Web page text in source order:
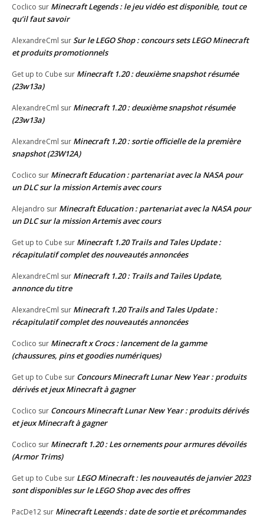
Coclico sur Minecraft Legends : le jeu vidéo est disponible, tout ce
qu’il faut savoir
AlexandreCml surSur le LEGO Shop : concours sets LEGO Minecraft
et produits promotionnels
Get up to Cube sur Minecraft 1.20 : deuxième snapshot résumée
(23w13a)
AlexandreCml sur Minecraft 1.20 : deuxième snapshot résumée
(23w13a)
AlexandreCml sur Minecraft 1.20 : sortie officielle de la première
snapshot (23W12A)
Coclico sur Minecraft Education : partenariat avec la NASA pour
un DLC sur la mission Artemis avec cours
Alejandro sur Minecraft Education : partenariat avec la NASA pour
un DLC sur la mission Artemis avec cours
Get up to Cube sur Minecraft 1.20 Trails and Tales Update :
récapitulatif complet des nouveautés annoncées
AlexandreCml sur Minecraft 1.20 : Trails and Tailes Update,
annonce du titre
AlexandreCml sur Minecraft 1.20 Trails and Tales Update :
récapitulatif complet des nouveautés annoncées
Coclico sur Minecraft x Crocs : lancement de la gamme
(chaussures, pins et goodies numériques)
Get up to Cube sur Concours Minecraft Lunar New Year : produits
dérivés et jeux Minecraft à gagner
Coclico sur Concours Minecraft Lunar New Year : produits dérivés
et jeux Minecraft à gagner
Coclico sur Minecraft 1.20 : Les ornements pour armures dévoilés
(Armor Trims)
Get up to Cube sur LEGO Minecraft : les nouveautés de janvier 2023
sont disponibles sur le LEGO Shop avec des offres
PacDe12 sur Minecraft Legends : date de sortie et précommandes